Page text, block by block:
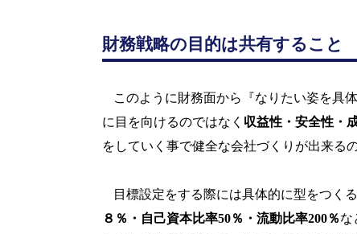
財務戦略の目的は共有すること
このように財務面から『なりたい姿を具
に目を向けるのではなく 収益性・安全性・
をしていく事で健全な会社づくりが出来るの
目標設定をする際には具体的に型をつく
８％・自己資本比率50％・流動比率200％な